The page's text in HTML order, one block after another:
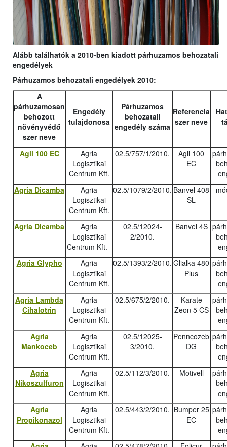
Alább találhatók a 2010-ben kiadott párhuzamos behozatali
engedélyek
Párhuzamos behozatali engedélyek 2010:
A
párhuzamosan
behozott
növényvédő
szer neve
Engedély
tulajdonosa
Párhuzamos
behozatali
engedély száma
Referencia
szer neve
Agil 100 EC
Agria
Logisztikai
Centrum Kft.
02.5/757/1/2010.
Agil 100
EC
Agria Dicamba
Agria
Logisztikai
Centrum Kft.
02.5/1079/2/2010. Banvel 408
SL
Agria Dicamba
Agria
Logisztikai
Centrum Kft.
02.5/12024-
2/2010.
Banvel 4S
Agria Glypho
Agria
Logisztikai
Centrum Kft.
02.5/1393/2/2010. Glialka 480
Plus
Agria Lambda
Cihalotrin
Agria
Logisztikai
Centrum Kft.
02.5/675/2/2010.
Karate
Zeon 5 CS
Agria
Mankoceb
Agria
Logisztikai
Centrum Kft.
02.5/12025-
3/2010.
Penncozeb
DG
Agria
Nikoszulfuron
Agria
Logisztikai
Centrum Kft.
02.5/112/3/2010. Motivell
Agria
Propikonazol
Agria
Logisztikai
Centrum Kft.
02.5/443/2/2010. Bumper 25
EC